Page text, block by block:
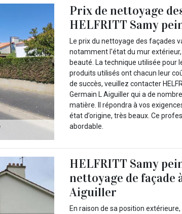
Prix de nettoyage
HELFRITT Samy
Le prix du nettoyage des façades
notamment l'état du mur
beauté. La technique utilisée pour
produits utilisés ont chacun leur
de succès, veuillez contacter
Germain L Aiguiller qui a de
matière. Il répondra à vos
état d’origine, très beaux. Ce
abordable.
HELFRITT Samy
nettoyage de façade
Aiguiller
En raison de sa position